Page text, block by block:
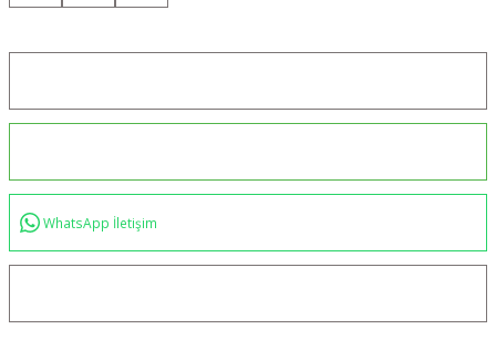
WhatsApp İletişim